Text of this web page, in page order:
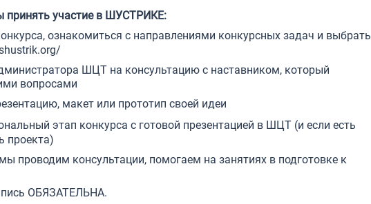
принять участие в ШУСТРИКЕ:
ознакомиться с направлениями конкурсных задач и выбрать
ШЦТ на консультацию с наставником, который
вопросами
макет или прототип своей идеи
этап конкурса с готовой презентацией в ШЦТ (и если есть
проекта)
проводим консультации, помогаем на занятиях в подготовке к
ОБЯЗАТЕЛЬНА.